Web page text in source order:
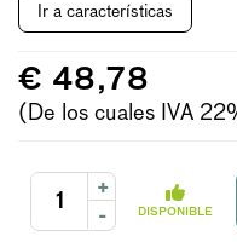
Ir a características
€ 48,78
(De los cuales IVA
+
-
DISPONIBLE